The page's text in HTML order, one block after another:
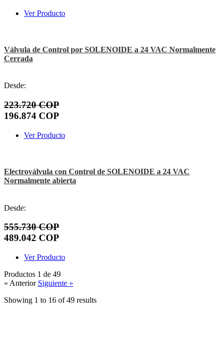
Ver Producto
Válvula de Control por SOLENOIDE a 24 VAC Normalmente
Cerrada
Desde:
223.720 COP
196.874 COP
Ver Producto
Electroválvula con Control de SOLENOIDE a 24 VAC
Normalmente abierta
Desde:
555.730 COP
489.042 COP
Ver Producto
Productos 1 de 49
« Anterior Siguiente »
Showing 1 to 16 of49 results